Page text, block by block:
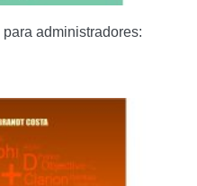
administradores: